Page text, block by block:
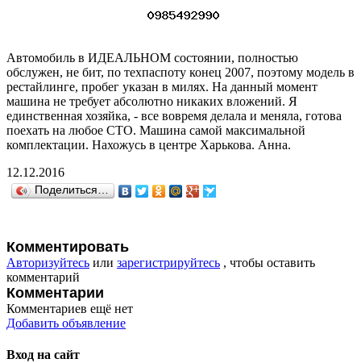
Автомобиль в ИДЕАЛЬНОМ состоянии, полностью
обслужен, не бит, по техпаспоту конец 2007, поэтому модель в
рестайлинге, пробег указан в милях. На данный момент
машина не требует абсолютно никаких вложений. Я
единственная хозяйка, - все вовремя делала и меняла, готова
поехать на любое СТО. Машина самой максимальной
комплектации. Нахожусь в центре Харькова. Анна.
12.12.2016
Поделиться…
Комментировать
Авторизуйтесь или зарегистрируйтесь , чтобы оставить
комментарий
Комментарии
Комментариев ещё нет
Добавить объявление
Вход на сайт